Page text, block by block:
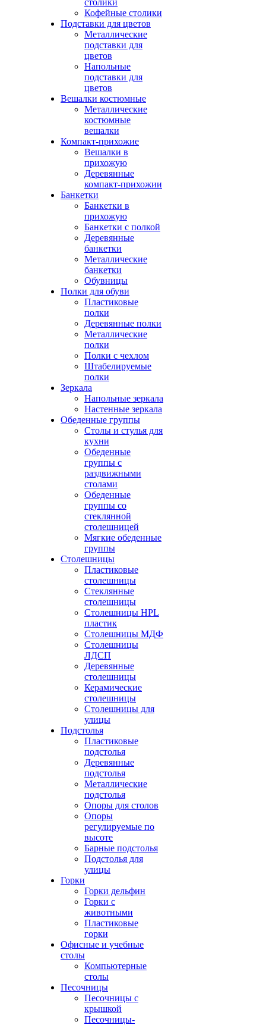
столики
Кофейные столики
Подставки для цветов
Металлические
подставки для
цветов
Напольные
подставки для
цветов
Вешалки костюмные
Металлические
костюмные
вешалки
Компакт-прихожие
Вешалки в
прихожую
Деревянные
компакт-прихожии
Банкетки
Банкетки в
прихожую
Банкетки с полкой
Деревянные
банкетки
Металлические
банкетки
Обувницы
Полки для обуви
Пластиковые
полки
Деревянные полки
Металлические
полки
Полки с чехлом
Штабелируемые
полки
Зеркала
Напольные зеркала
Настенные зеркала
Обеденные группы
Столы и стулья для
кухни
Обеденные
группы с
раздвижными
столами
Обеденные
группы со
стеклянной
столешницей
Мягкие обеденные
группы
Столешницы
Пластиковые
столешницы
Стеклянные
столешницы
Столешницы HPL
пластик
Столешницы МДФ
Столешницы
ЛДСП
Деревянные
столешницы
Керамические
столешницы
Столешницы для
улицы
Подстолья
Пластиковые
подстолья
Деревянные
подстолья
Металлические
подстолья
Опоры для столов
Опоры
регулируемые по
высоте
Барные подстолья
Подстолья для
улицы
Горки
Горки дельфин
Горки с
животными
Пластиковые
горки
Офисные и учебные
столы
Компьютерные
столы
Песочницы
Песочницы с
крышкой
Песочницы-